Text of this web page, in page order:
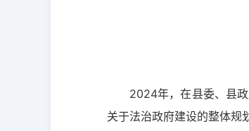
2024年，在县委、县
关于法治政府建设的整体规